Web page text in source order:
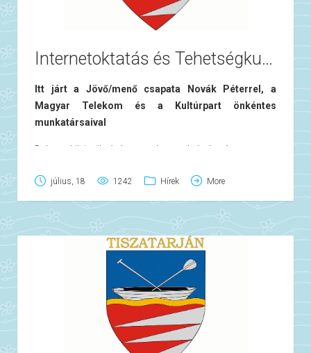
Internetoktatás és Tehetségkutató Novák Péterrel
Itt járt a Jövő/menő csapata Novák Péterrel, a
Magyar Telekom és a Kultúrpart önkéntes
munkatársaival
Dehogy kik is ők, és hogyan keveredtek el egészen
Lapát Alapítvány kezdeményezésére indult el egy olyan
programsorozat, amelynek a kedvezményezettjei
hátrányos helyzetű kistérségek. A Mezőcsáti kistérségre
2010-ben esett a választása az alapítványnak, ami azt
jelenti, hogy három évig ezt a térséget segítik különböző
kulturális rendezvények szervezésével, a környezeti
tudatosságra és fenntarthatóságra neveléssel, média
sulival, internetoktatással, önkéntes munkával és
további közösségépítő programjaikkal. A
rendezvény célja, hogy az internet használatára tanítsa
a települések lakosait, ezzel is elősegítve a felzárkózást
július, 18 1242 Hírek More